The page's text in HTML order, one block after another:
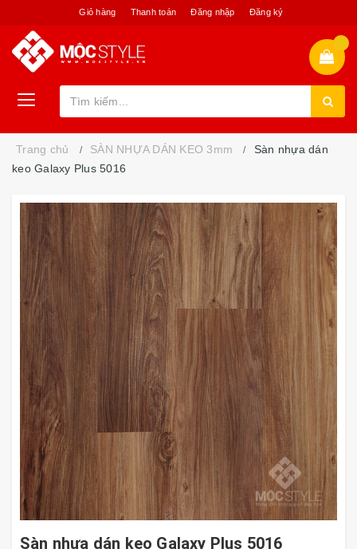
Giỏ hàng Thanh toán Đăng nhập Đăng ký
Trang chủ SÀN NHỰA DÁN KEO 3mm
Sàn nhựa dán
keo Galaxy Plus 5016
Sàn nhựa dán keo Galaxy Plus 5016